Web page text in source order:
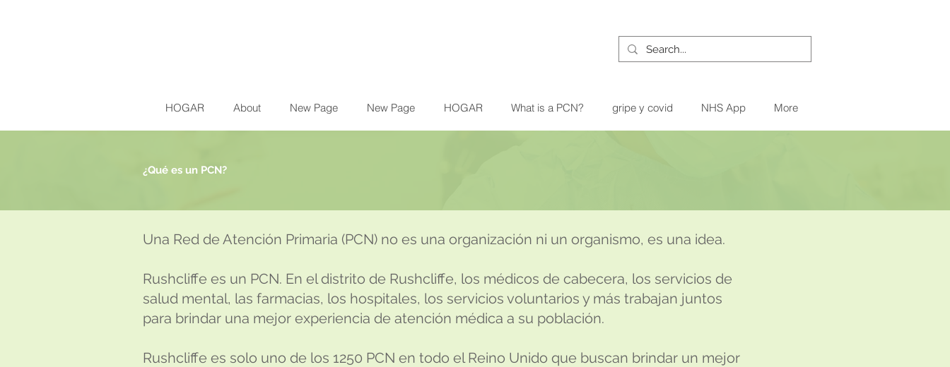
HOGAR About New Page New Page HOGAR What is a PCN? gripe y covid NHS App More
¿Qué es un PCN?
Una Red de Atención Primaria (PCN) no es una organización ni un organismo, es una idea.
Rushcliffe es un PCN. En el distrito de Rushcliffe, los médicos de cabecera, los servicios de
salud mental, las farmacias, los hospitales, los servicios voluntarios y más trabajan juntos
para brindar una mejor experiencia de atención médica a su población.
Rushcliffe es solo uno de los 1250 PCN en todo el Reino Unido que buscan brindar un mejor